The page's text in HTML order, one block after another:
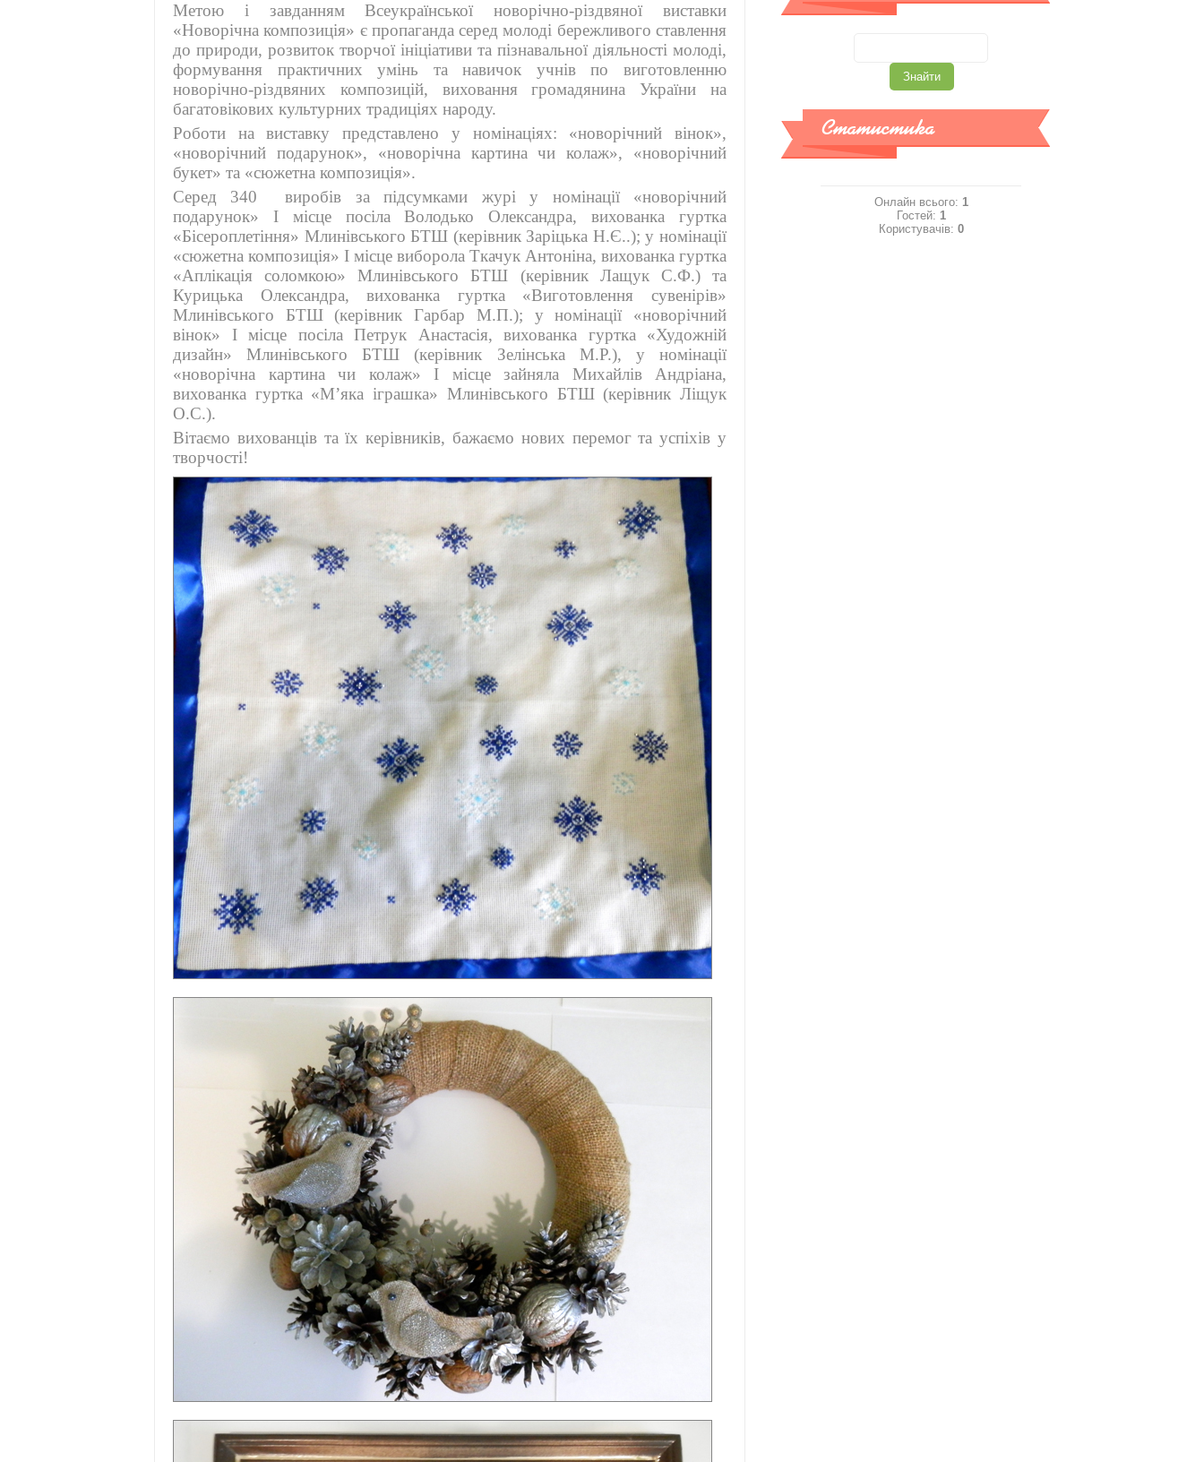
Метою і завданням Всеукраїнської новорічно-різдвяної виставки
«Новорічна композиція» є пропаганда серед молоді бережливого ставлення
до природи, розвиток творчої ініціативи та пізнавальної діяльності молоді,
формування практичних умінь та навичок учнів по виготовленню
новорічно-різдвяних композицій, виховання громадянина України на
багатовікових культурних традиціях народу.
Роботи на виставку представлено у номінаціях: «новорічний вінок»,
«новорічний подарунок», «новорічна картина чи колаж», «новорічний
букет» та «сюжетна композиція».
Серед 340 виробів за підсумками журі у номінації «новорічний
подарунок» І місце посіла Володько Олександра, вихованка гуртка
«Бісероплетіння» Млинівського БТШ (керівник Заріцька Н.Є..); у номінації
«сюжетна композиція» І місце виборола Ткачук Антоніна, вихованка гуртка
«Аплікація соломкою» Млинівського БТШ (керівник Лащук С.Ф.) та
Курицька Олександра, вихованка гуртка «Виготовлення сувенірів»
Млинівського БТШ (керівник Гарбар М.П.); у номінації «новорічний
вінок» І місце посіла Петрук Анастасія, вихованка гуртка «Художній
дизайн» Млинівського БТШ (керівник Зелінська М.Р.), у номінації
«новорічна картина чи колаж» І місце зайняла Михайлів Андріана,
вихованка гуртка «М’яка іграшка» Млинівського БТШ (керівник Ліщук
О.С.).
Вітаємо вихованців та їх керівників, бажаємо нових перемог та успіхів у
творчості!
Статистика
Онлайн всього: 1
Гостей: 1
Користувачів: 0